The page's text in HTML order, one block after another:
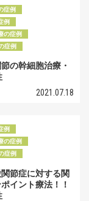
症例
例
の症例
症例
の幹細胞治療・
2021.07.18
例
の症例
症例
節症に対する関
イント療法！！